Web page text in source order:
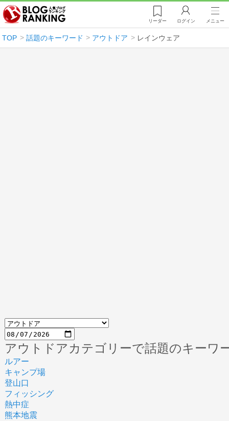
リーダー ログイン メニュー
TOP 話題のキーワード アウトドア レインウェア
アウトドアカテゴリーで話題のキーワ
ルアー
キャンプ場
登山口
フィッシング
熱中症
熊本地震